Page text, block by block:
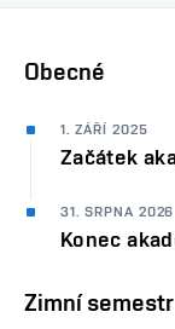
Obecné
1. ZÁŘÍ 2025
Začátek
31. SRPNA 2026
Konec
Zimní semestr